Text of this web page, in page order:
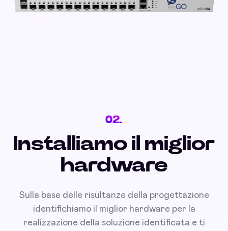
02.
Installiamo il miglior
hardware
Sulla base delle risultanze della progettazione
identifichiamo il miglior hardware per la
realizzazione della soluzione identificata e ti